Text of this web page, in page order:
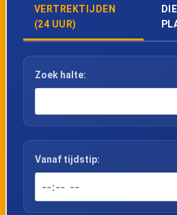
VERTREKTIJDEN
(24 UUR)
Zoek halte:
Vanaf tijdstip: